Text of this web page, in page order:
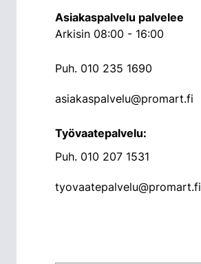
Asiakaspalvelu palvelee
Arkisin 08:00 - 16:00
Puh. 010 235 1690
asiakaspalvelu@promart.fi
Työvaatepalvelu:
Puh. 010 207 1531
tyovaatepalvelu@promart.fi